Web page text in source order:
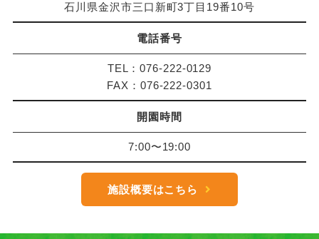
石川県金沢市三口新町3丁目19番10号
電話番号
TEL：076-222-0129
FAX：076-222-0301
開園時間
7:00〜19:00
施設概要はこちら